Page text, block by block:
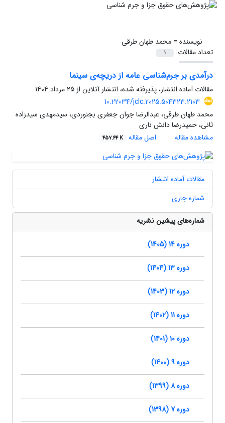
نویسنده =محمد طهان طرقی
تعداد مقالات:
1
درآمدی بر جرم‌شناسی عامه از دریچه‌ی سینما
مقالات آماده انتشار، پذیرفته شده، انتشار آنلاین از 25 مرداد 1404
10.22034/jclc.2025.504323.2103
محمد طهان طرقی، عبدالرضا جوان جعفری بجنوردی، سیدمهدی سیدزاده
ثانی، حمیدرضا دانش ناری
مشاهده مقاله
اصل مقاله 457.44 K
مقالات آماده انتشار
شماره جاری
شماره‌های پیشین نشریه
دوره 14 (1405)
دوره 13 (1404)
دوره 12 (1403)
دوره 11 (1402)
دوره 10 (1401)
دوره 9 (1400)
دوره 8 (1399)
دوره 7 (1398)